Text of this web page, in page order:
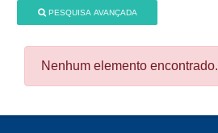
PESQUISA AVANÇADA
Nenhum elemento encontrado.